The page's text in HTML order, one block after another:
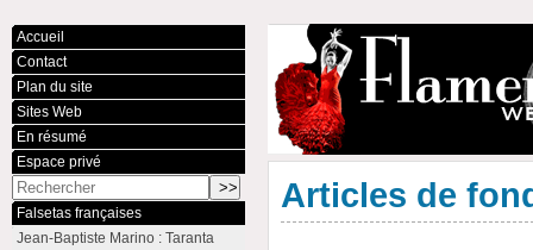
Articles de
Accueil
Contact
Plan du site
Sites Web
En résumé
Espace privé
Falsetas françaises
Jean-Baptiste Marino : Taranta